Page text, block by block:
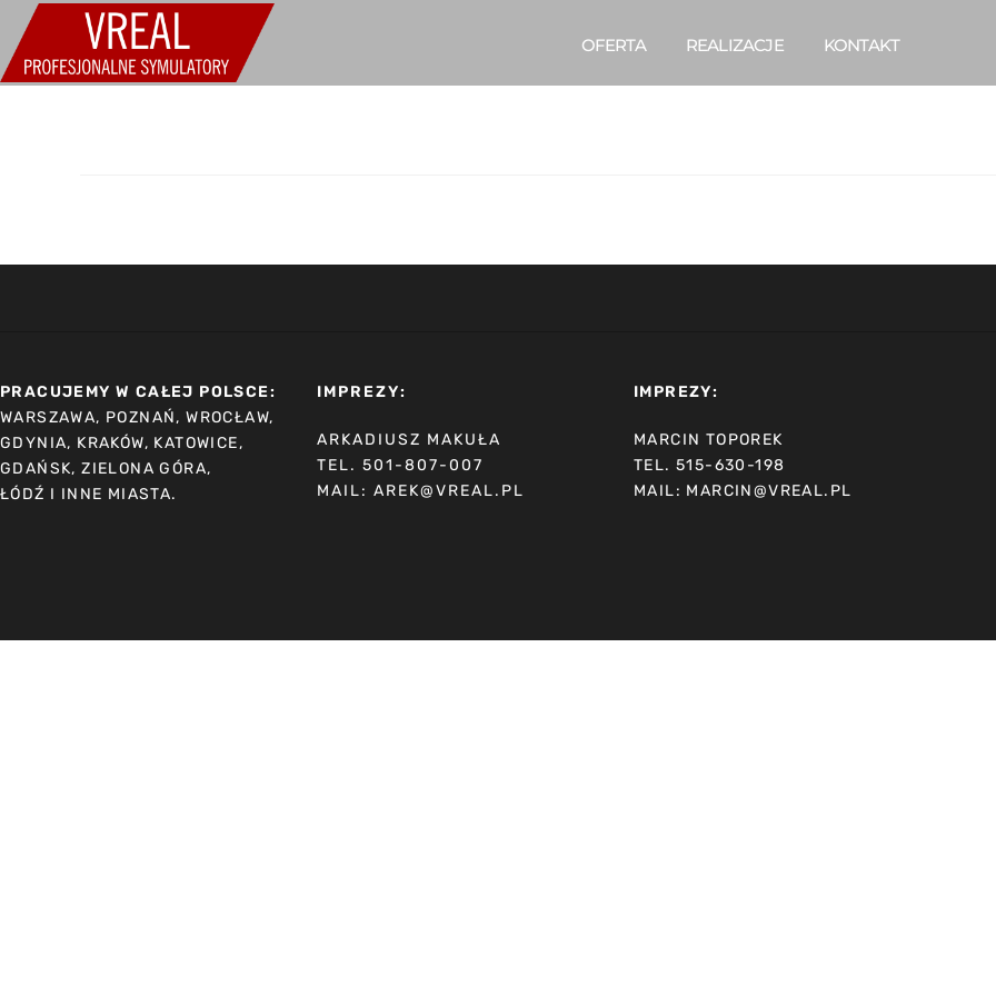
OFERTA REALIZACJE KONTAKT
PRACUJEMY W CAŁEJ POLSCE:
WARSZAWA, POZNAŃ, WROCŁAW,
GDYNIA, KRAKÓW, KATOWICE,
GDAŃSK, ZIELONA GÓRA,
ŁÓDŹ I INNE MIASTA.
IMPREZY:
ARKADIUSZ MAKUŁA
TEL. 501-807-007
MAIL: AREK@VREAL.PL
IMPREZY:
MARCIN TOPOREK
TEL. 515-630-198
MAIL: MARCIN@VREAL.PL